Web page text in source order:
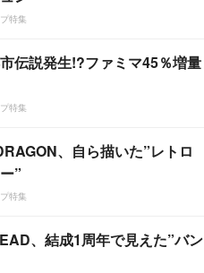
特集
伝説発生!?ファミマ45％増量
特集
、自ら描いた”レトロ
”
特集
、結成1周年で見えた”バン